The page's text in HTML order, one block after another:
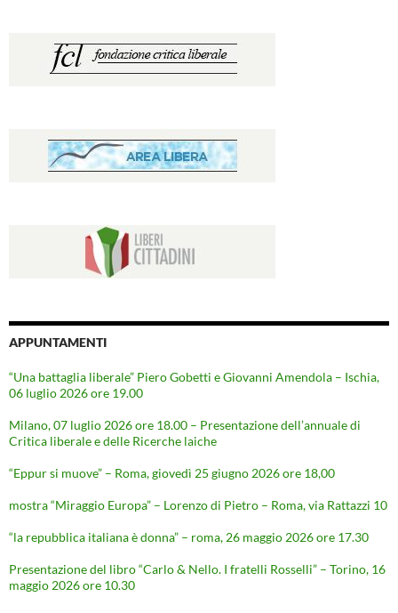
APPUNTAMENTI
“Una battaglia liberale” Piero Gobetti e Giovanni Amendola – Ischia,
06 luglio 2026 ore 19.00
Milano, 07 luglio 2026 ore 18.00 – Presentazione dell’annuale di
Critica liberale e delle Ricerche laiche
“Eppur si muove” – Roma, giovedì 25 giugno 2026 ore 18,00
mostra “Miraggio Europa” – Lorenzo di Pietro – Roma, via Rattazzi 10
“la repubblica italiana è donna” – roma, 26 maggio 2026 ore 17.30
Presentazione del libro “Carlo & Nello. I fratelli Rosselli” – Torino, 16
maggio 2026 ore 10.30